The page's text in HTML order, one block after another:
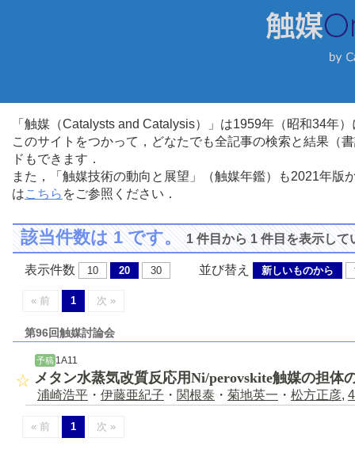
「触媒（Catalysts and Catalysis）」は1959年（昭和34年
このサイトをつかって，どなたでも全記事の検索と結果（
ドもできます．
また，「触媒技術の動向と展望」（触媒年鑑）も2021年
はこちら をご参照ください．
該当件数は 1 です。1 件目から 1 件目を表示して
表示件数 10 20 30 並び替え 新しいものから
« 前 1 次 »
第96回触媒討論会
予稿 1A11
メタン水蒸気改質反応用Ni/perovskite触媒の担体
浦崎浩平 ・ 伊藤亜紀子 ・ 関根泰 ・ 菊地英一 ・ 松方正彦,
« 前 1 次 »